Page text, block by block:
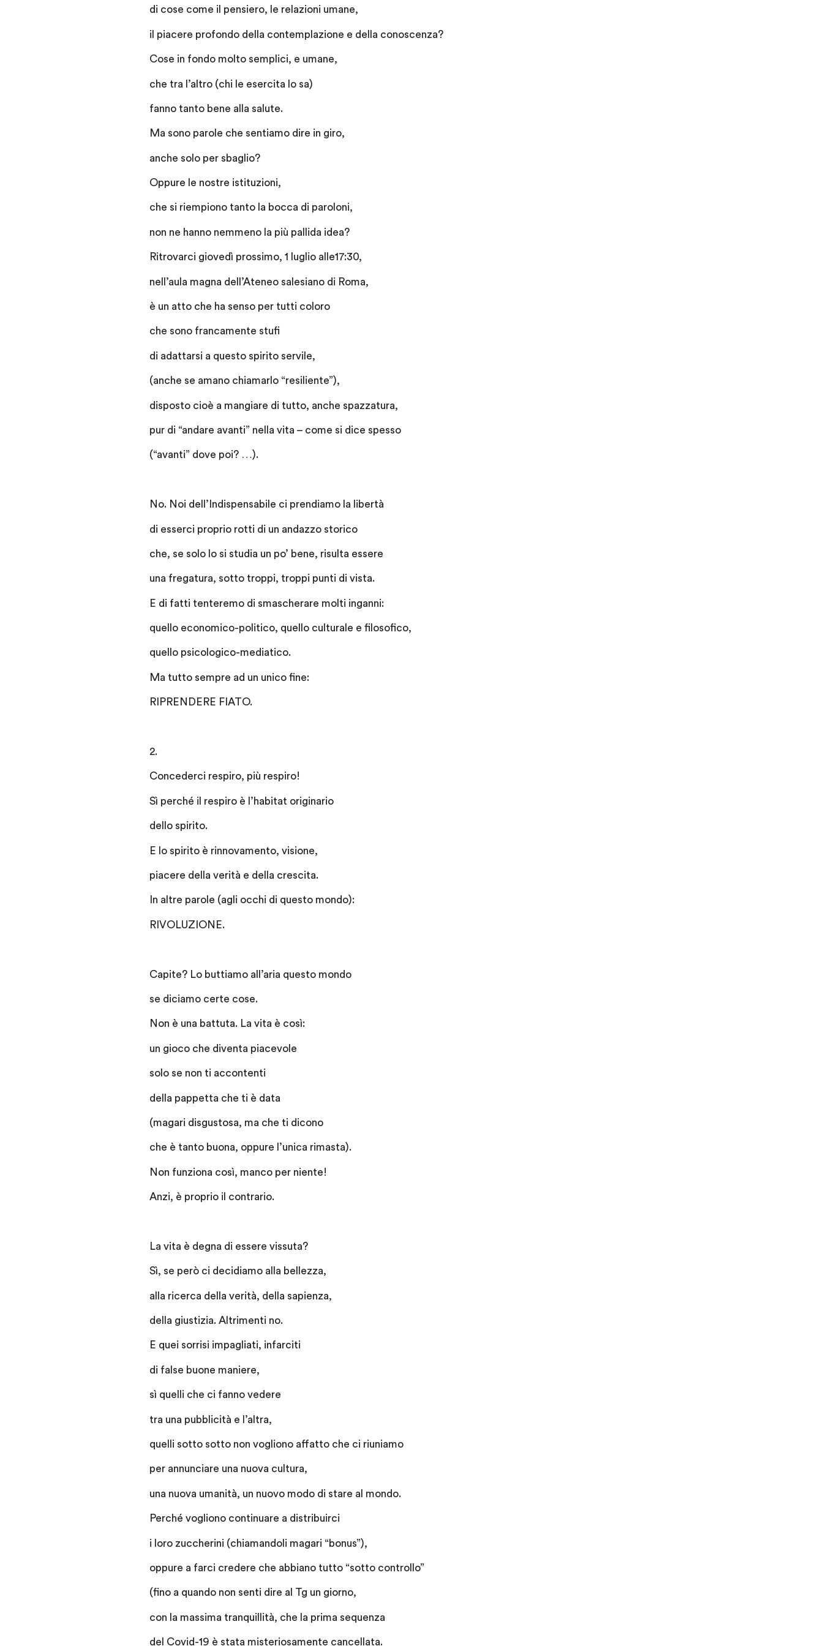
di cose come il pensiero, le relazioni umane,
il piacere profondo della contemplazione e della conoscenza?
Cose in fondo molto semplici, e umane,
che tra l’altro (chi le esercita lo sa)
fanno tanto bene alla salute.
Ma sono parole che sentiamo dire in giro,
anche solo per sbaglio?
Oppure le nostre istituzioni,
che si riempiono tanto la bocca di paroloni,
non ne hanno nemmeno la più pallida idea?
Ritrovarci giovedì prossimo, 1 luglio alle17:30,
nell’aula magna dell’Ateneo salesiano di Roma,
è un atto che ha senso per tutti coloro
che sono francamente stufi
di adattarsi a questo spirito servile,
(anche se amano chiamarlo “resiliente”),
disposto cioè a mangiare di tutto, anche spazzatura,
pur di “andare avanti” nella vita – come si dice spesso
(“avanti” dove poi? …).
No. Noi dell’Indispensabile ci prendiamo la libertà
di esserci proprio rotti di un andazzo storico
che, se solo lo si studia un po’ bene, risulta essere
una fregatura, sotto troppi, troppi punti di vista.
E di fatti tenteremo di smascherare molti inganni:
quello economico-politico, quello culturale e filosofico,
quello psicologico-mediatico.
Ma tutto sempre ad un unico fine:
RIPRENDERE FIATO.
2.
Concederci respiro, più respiro!
Sì perché il respiro è l’habitat originario
dello spirito.
E lo spirito è rinnovamento, visione,
piacere della verità e della crescita.
In altre parole (agli occhi di questo mondo):
RIVOLUZIONE.
Capite? Lo buttiamo all’aria questo mondo
se diciamo certe cose.
Non è una battuta. La vita è così:
un gioco che diventa piacevole
solo se non ti accontenti
della pappetta che ti è data
(magari disgustosa, ma che ti dicono
che è tanto buona, oppure l’unica rimasta).
Non funziona così, manco per niente!
Anzi, è proprio il contrario.
La vita è degna di essere vissuta?
Sì, se però ci decidiamo alla bellezza,
alla ricerca della verità, della sapienza,
della giustizia. Altrimenti no.
E quei sorrisi impagliati, infarciti
di false buone maniere,
sì quelli che ci fanno vedere
tra una pubblicità e l’altra,
quelli sotto sotto non vogliono affatto che ci riuniamo
per annunciare una nuova cultura,
una nuova umanità, un nuovo modo di stare al mondo.
Perché vogliono continuare a distribuirci
i loro zuccherini (chiamandoli magari “bonus”),
oppure a farci credere che abbiano tutto “sotto controllo”
(fino a quando non senti dire al Tg un giorno,
con la massima tranquillità, che la prima sequenza
del Covid-19 è stata misteriosamente cancellata.